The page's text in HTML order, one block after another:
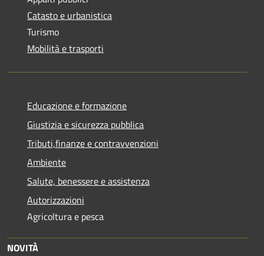
Catasto e urbanistica
Turismo
Mobilità e trasporti
Educazione e formazione
Giustizia e sicurezza pubblica
Tributi,finanze e contravvenzioni
Ambiente
Salute, benessere e assistenza
Autorizzazioni
Agricoltura e pesca
NOVITÀ